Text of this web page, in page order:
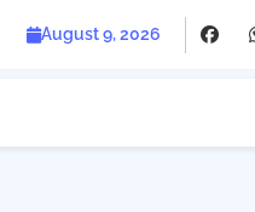
August 9, 2026